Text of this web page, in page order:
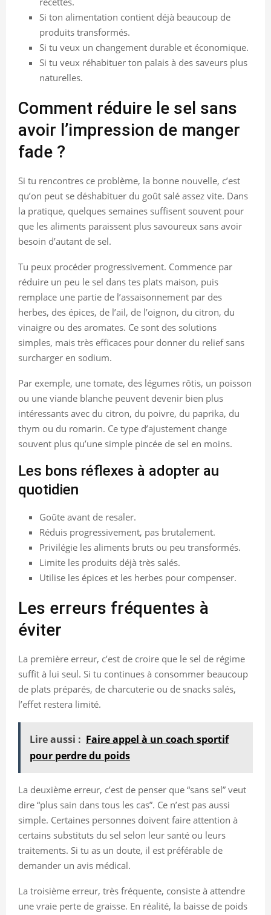
Si ton alimentation contient déjà beaucoup de
produits transformés.
Si tu veux un changement durable et économique.
Si tu veux réhabituer ton palais à des saveurs plus
naturelles.
Comment réduire le sel sans
avoir l’impression de manger
fade ?
Si tu rencontres ce problème, la bonne nouvelle, c’est
qu’on peut se déshabituer du goût salé assez vite. Dans
la pratique, quelques semaines suffisent souvent pour
que les aliments paraissent plus savoureux sans avoir
besoin d’autant de sel.
Tu peux procéder progressivement. Commence par
réduire un peu le sel dans tes plats maison, puis
remplace une partie de l’assaisonnement par des
herbes, des épices, de l’ail, de l’oignon, du citron, du
vinaigre ou des aromates. Ce sont des solutions
simples, mais très efficaces pour donner du relief sans
surcharger en sodium.
Par exemple, une tomate, des légumes rôtis, un poisson
ou une viande blanche peuvent devenir bien plus
intéressants avec du citron, du poivre, du paprika, du
thym ou du romarin. Ce type d’ajustement change
souvent plus qu’une simple pincée de sel en moins.
Les bons réflexes à adopter au
quotidien
Goûte avant de resaler.
Réduis progressivement, pas brutalement.
Privilégie les aliments bruts ou peu transformés.
Limite les produits déjà très salés.
Utilise les épices et les herbes pour compenser.
Les erreurs fréquentes à
éviter
La première erreur, c’est de croire que le sel de régime
suffit à lui seul. Si tu continues à consommer beaucoup
de plats préparés, de charcuterie ou de snacks salés,
l’effet restera limité.
Lire aussi : Faire appel à un coach sportif
pour perdre du poids
La deuxième erreur, c’est de penser que “sans sel” veut
dire “plus sain dans tous les cas”. Ce n’est pas aussi
simple. Certaines personnes doivent faire attention à
certains substituts du sel selon leur santé ou leurs
traitements. Si tu as un doute, il est préférable de
demander un avis médical.
La troisième erreur, très fréquente, consiste à attendre
une vraie perte de graisse. En réalité, la baisse de poids